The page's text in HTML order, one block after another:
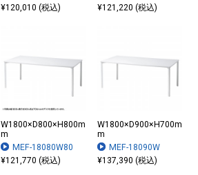
¥120,010 (税込)
¥121,220 (税込)
W1800×D800×H800m
m
MEF-18080W80
¥121,770 (税込)
W1800×D900×H700m
m
MEF-18090W
¥137,390 (税込)